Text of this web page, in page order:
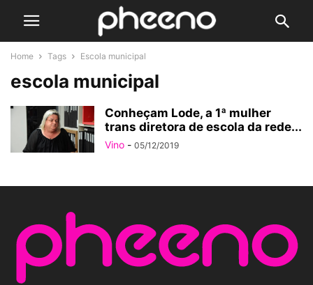
Home Tags Escola municipal
escola municipal
Conheçam Lode, a 1ª mulher
trans diretora de escola da rede...
Vino - 05/12/2019